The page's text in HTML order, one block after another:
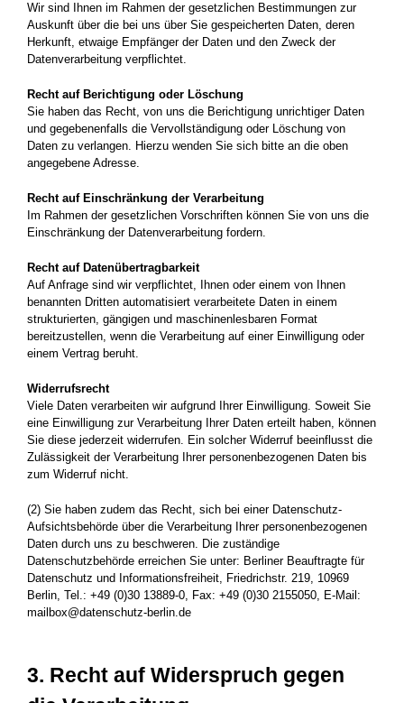
Wir sind Ihnen im Rahmen der gesetzlichen Bestimmungen zur
Auskunft über die bei uns über Sie gespeicherten Daten, deren
Herkunft, etwaige Empfänger der Daten und den Zweck der
Datenverarbeitung verpflichtet.
Recht auf Berichtigung oder Löschung
Sie haben das Recht, von uns die Berichtigung unrichtiger Daten
und gegebenenfalls die Vervollständigung oder Löschung von
Daten zu verlangen. Hierzu wenden Sie sich bitte an die oben
angegebene Adresse.
Recht auf Einschränkung der Verarbeitung
Im Rahmen der gesetzlichen Vorschriften können Sie von uns die
Einschränkung der Datenverarbeitung fordern.
Recht auf Datenübertragbarkeit
Auf Anfrage sind wir verpflichtet, Ihnen oder einem von Ihnen
benannten Dritten automatisiert verarbeitete Daten in einem
strukturierten, gängigen und maschinenlesbaren Format
bereitzustellen, wenn die Verarbeitung auf einer Einwilligung oder
einem Vertrag beruht.
Widerrufsrecht
Viele Daten verarbeiten wir aufgrund Ihrer Einwilligung. Soweit Sie
eine Einwilligung zur Verarbeitung Ihrer Daten erteilt haben, können
Sie diese jederzeit widerrufen. Ein solcher Widerruf beeinflusst die
Zulässigkeit der Verarbeitung Ihrer personenbezogenen Daten bis
zum Widerruf nicht.
(2) Sie haben zudem das Recht, sich bei einer Datenschutz-
Aufsichtsbehörde über die Verarbeitung Ihrer personenbezogenen
Daten durch uns zu beschweren. Die zuständige
Datenschutzbehörde erreichen Sie unter: Berliner Beauftragte für
Datenschutz und Informationsfreiheit, Friedrichstr. 219, 10969
Berlin, Tel.: +49 (0)30 13889-0, Fax: +49 (0)30 2155050, E-Mail:
mailbox@datenschutz-berlin.de
3. Recht auf Widerspruch gegen